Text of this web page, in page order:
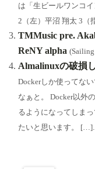
は「生ビールワンコ
2（左）平沼 翔太 3（
TMMusic pre.
ReNY alpha (Sailing
Almalinuxの破損
Dockerしか使ってな
なぁと。 Docker以外
るようになってしま
たいと思います。 […]...